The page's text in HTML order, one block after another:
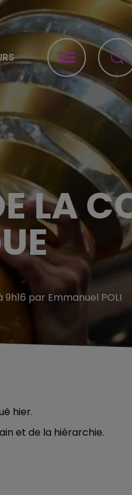
LA
9h16 par Emmanuel POLI
hier.
et de la hiérarchie.